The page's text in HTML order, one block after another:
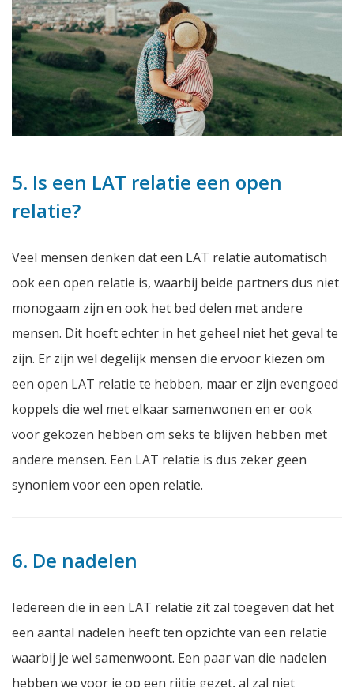
5. Is een LAT relatie een open
relatie?
Veel mensen denken dat een LAT relatie automatisch
ook een open relatie is, waarbij beide partners dus niet
monogaam zijn en ook het bed delen met andere
mensen. Dit hoeft echter in het geheel niet het geval te
zijn. Er zijn wel degelijk mensen die ervoor kiezen om
een open LAT relatie te hebben, maar er zijn evengoed
koppels die wel met elkaar samenwonen en er ook
voor gekozen hebben om seks te blijven hebben met
andere mensen. Een LAT relatie is dus zeker geen
synoniem voor een open relatie.
6. De nadelen
Iedereen die in een LAT relatie zit zal toegeven dat het
een aantal nadelen heeft ten opzichte van een relatie
waarbij je wel samenwoont. Een paar van die nadelen
hebben we voor je op een rijtje gezet, al zal niet